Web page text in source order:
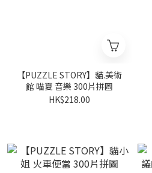
【PUZZLE STORY】貓.美術
館 喵夏 音樂 300片拼圖
HK$218.00